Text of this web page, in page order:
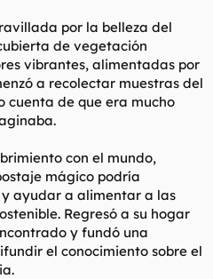
por la belleza del
de vegetación
vibrantes, alimentadas por
a recolectar muestras del
cuenta de que era mucho
con el mundo,
mágico podría
ayudar a alimentar a las
Regresó a su hogar
y fundó una
el conocimiento sobre el